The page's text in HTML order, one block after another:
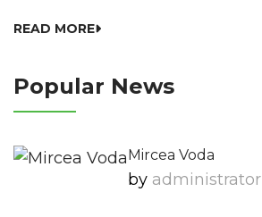
READ MORE
Popular News
Mircea Voda
by Administrator